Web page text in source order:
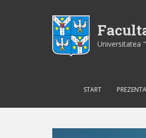
Universitatea
START